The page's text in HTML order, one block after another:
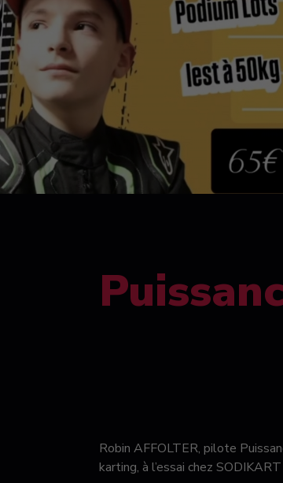
Robin AFFOLTER, pilote
karting, à l’essai chez SODIKART